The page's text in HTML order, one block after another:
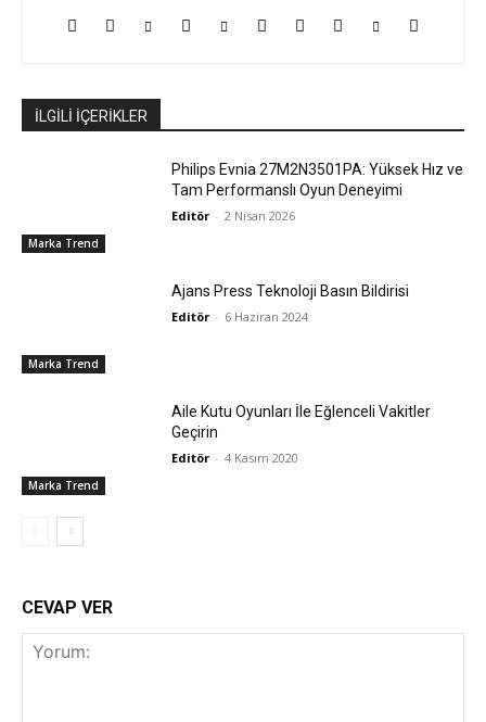
İLGİLİ İÇERİKLER
Marka Trend
Philips Evnia 27M2N3501PA: Yüksek Hız ve
Tam Performanslı Oyun Deneyimi
Editör - 2 Nisan 2026
Marka Trend
Ajans Press Teknoloji Basın Bildirisi
Editör - 6 Haziran 2024
Marka Trend
Aile Kutu Oyunları İle Eğlenceli Vakitler
Geçirin
Editör - 4 Kasım 2020
CEVAP VER